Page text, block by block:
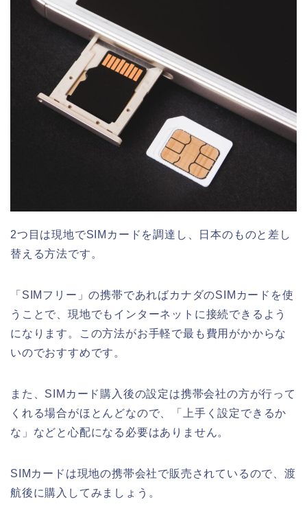
2つ目は現地でSIMカードを調達し、日本のものと差し
替える方法です。
「SIMフリー」の携帯であればカナダのSIMカードを使
うことで、現地でもインターネットに接続できるよう
になります。この方法がお手軽で最も費用がかからな
いのでおすすめです。
また、SIMカード購入後の設定は携帯会社の方が行って
くれる場合がほとんどなので、「上手く設定できるか
な」などと心配になる必要はありません。
SIMカードは現地の携帯会社で販売されているので、渡
航後に購入してみましょう。